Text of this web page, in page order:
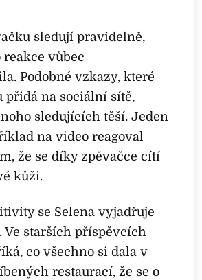
sledují pravidelně,
reakce vůbec
Podobné vzkazy, které
přidá na sociální sítě,
sledujících těší. Jeden
na video reagoval
že se díky zpěvačce cítí
kůži.
se Selena vyjadřuje
Ve starších příspěvcích
co všechno si dala v
restaurací, že se o